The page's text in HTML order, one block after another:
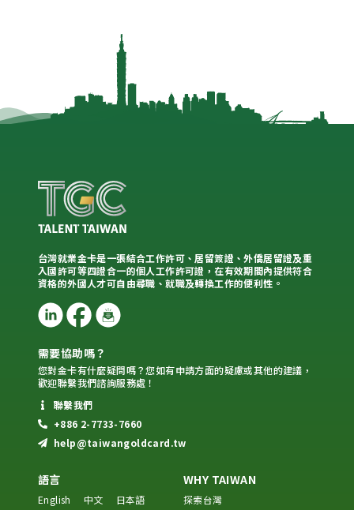
台灣就業金卡是一張結合工作許可、居留簽證、外僑居留證及重
入國許可等四證合一的個人工作許可證，在有效期間內提供符合
資格的外國人才可自由尋職、就職及轉換工作的便利性。
需要協助嗎？
您對金卡有什麼疑問嗎？您如有申請方面的疑慮或其他的建議，
歡迎聯繫我們諮詢服務處！
聯繫我們
+886 2-7733-7660
help@taiwangoldcard.tw
語言
English 中文 日本語
WHY TAIWAN
探索台灣